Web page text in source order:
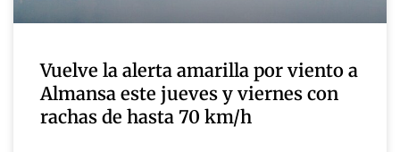
Vuelve la alerta amarilla por viento a
Almansa este jueves y viernes con
rachas de hasta 70 km/h